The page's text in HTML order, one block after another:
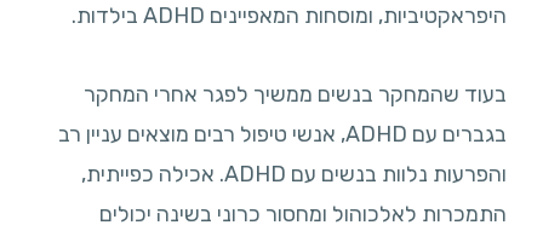
היפראקטיביות, ומוסחות המאפיינים ADHD בילדות.
בעוד שהמחקר בנשים ממשיך לפגר אחרי המחקר
בגברים עם ADHD, אנשי טיפול רבים מוצאים עניין רב
והפרעות נלוות בנשים עם ADHD. אכילה כפייתית,
התמכרות לאלכוהול ומחסור כרוני בשינה יכולים